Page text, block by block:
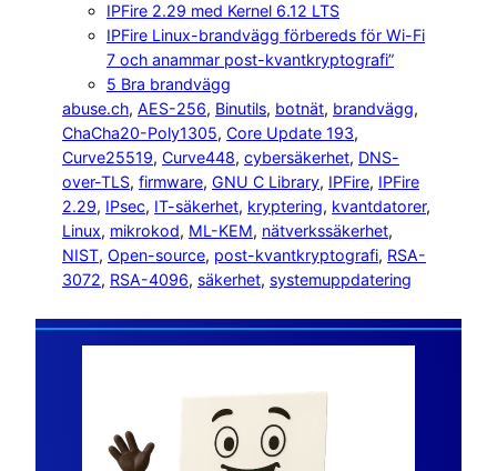
IPFire 2.29 med Kernel 6.12 LTS
IPFire Linux-brandvägg förbereds för Wi-Fi
7 och anammar post-kvantkryptografi”
5 Bra brandvägg
abuse.ch, AES-256, Binutils, botnät, brandvägg
ChaCha20-Poly1305, Core Update 193
Curve25519, Curve448, cybersäkerhet, DNS-
over-TLS, firmware, GNU C Library, IPFire, IPFire
2.29, IPsec, IT-säkerhet, kryptering, kvantdatorer
Linux, mikrokod, ML-KEM, nätverkssäkerhet
NIST, Open-source, post-kvantkryptografi, RSA-
3072, RSA-4096, säkerhet, systemuppdatering